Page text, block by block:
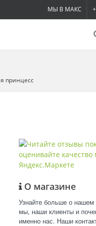
МЫ В МАКС
принцесс
О магазине
Узнайте больше о нашем
мы, наши клиенты и
именно нас. Наши